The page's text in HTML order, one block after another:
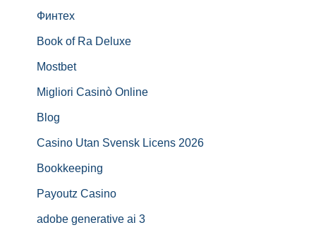
Финтех
Book of Ra Deluxe
Mostbet
Migliori Casinò Online
Blog
Casino Utan Svensk Licens 2026
Bookkeeping
Payoutz Casino
adobe generative ai 3